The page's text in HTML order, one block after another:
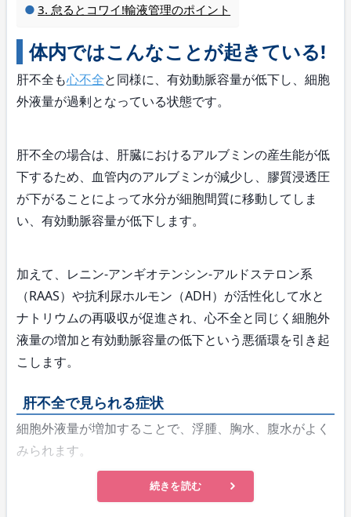
怠るとコワイ!輸液管理のポイント
体内ではこんなことが起きている!
肝不全も心不全と同様に、有効動脈容量が低下し、細胞
外液量が過剰となっている状態です。
肝不全の場合は、肝臓におけるアルブミンの産生能が低
下するため、血管内のアルブミンが減少し、膠質浸透圧
が下がることによって水分が細胞間質に移動してしま
い、有効動脈容量が低下します。
加えて、レニン-アンギオテンシン-アルドステロン系
（RAAS）や抗利尿ホルモン（ADH）が活性化して水と
ナトリウムの再吸収が促進され、心不全と同じく細胞外
液量の増加と有効動脈容量の低下という悪循環を引き起
こします。
肝不全で見られる症状
細胞外液量が増加することで、浮腫、胸水、腹水がよく
みられます。
続きを読む